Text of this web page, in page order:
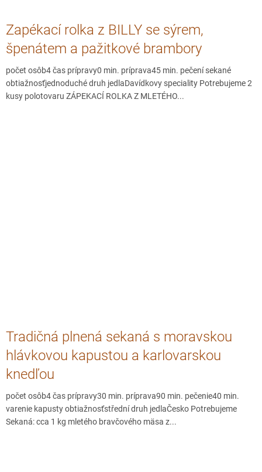
Zapékací rolka z BILLY se sýrem,
špenátem a pažitkové brambory
počet osôb4 čas prípravy0 min. príprava45 min. pečení sekané
obtiažnosťjednoduché druh jedlaDavídkovy speciality Potrebujeme 2
kusy polotovaru ZÁPEKACÍ ROLKA Z MLETÉHO...
Tradičná plnená sekaná s moravskou
hlávkovou kapustou a karlovarskou
knedľou
počet osôb4 čas prípravy30 min. príprava90 min. pečenie40 min.
varenie kapusty obtiažnosťstřední druh jedlaČesko Potrebujeme
Sekaná: cca 1 kg mletého bravčového mäsa z...